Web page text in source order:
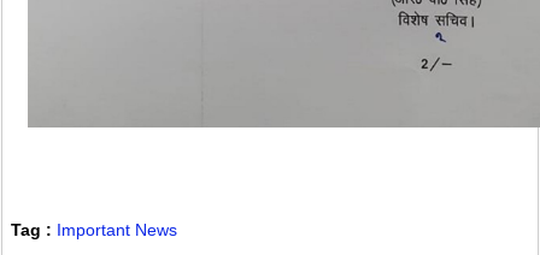
Tag : Important News